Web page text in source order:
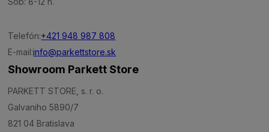
Telefón:+421 948 987 808
E-mail:info@parkettstore.sk
Showroom Parkett Store
PARKETT STORE, s. r. o.
Galvaniho 5890/7
821 04 Bratislava